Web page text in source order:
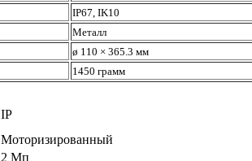
IP67, IK10
Металл
ø 110 × 365.3 мм
1450 грамм
IP
Моторизированный
2 Mп